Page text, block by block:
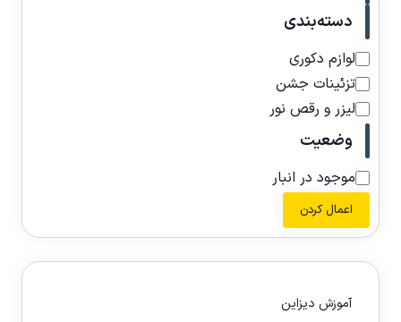
دسته‌بندی
لوازم دکوری
تزئینات جشن
لیزر و رقص نور
وضعیت
موجود در انبار
اعمال کردن
آموزش دیزاین